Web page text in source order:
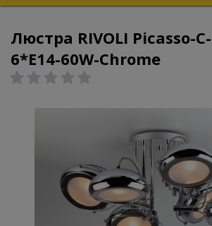
Люстра RIVOLI Picasso-C-
6*E14-60W-Chrome